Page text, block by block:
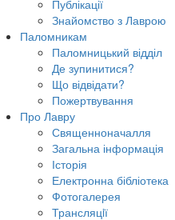
Публікації
Знайомство з Лаврою
Паломникам
Паломницький відділ
Де зупинитися?
Що відвідати?
Пожертвування
Про Лавру
Священноначалля
Загальна інформація
Історія
Електронна бібліотека
Фотогалерея
Трансляцiї